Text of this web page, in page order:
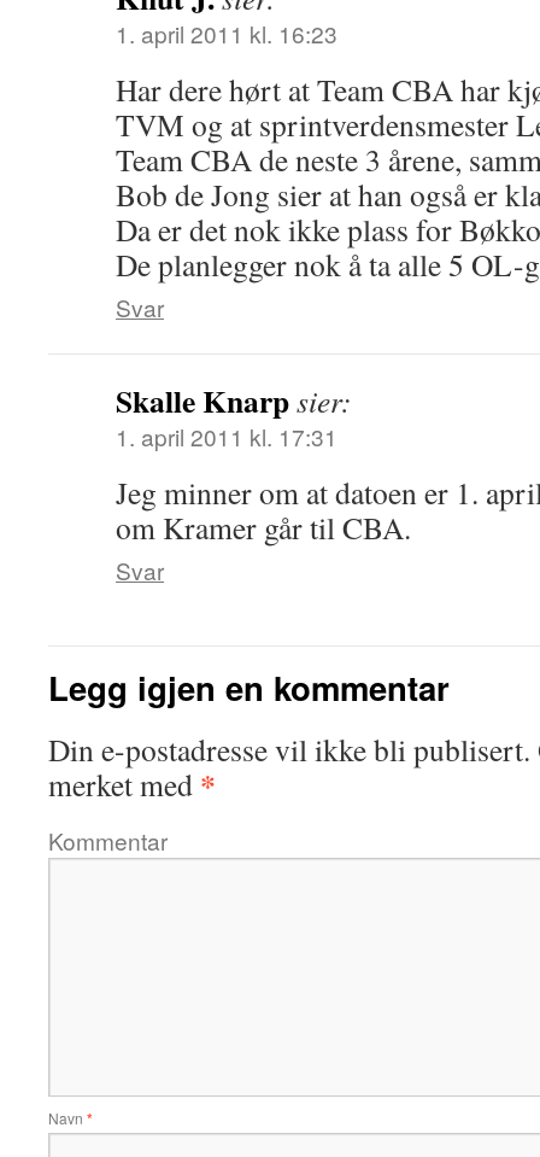
1. april 2011 kl. 16:23
Har dere hørt at Team CBA har
TVM og at sprintverdensmester
Team CBA de neste 3 årene,
Bob de Jong sier at han også er
Da er det nok ikke plass for
De planlegger nok å ta alle 5 OL-
Svar
Skalle Knarpsier:
1. april 2011 kl. 17:31
Jeg minner om at datoen er 1.
om Kramer går til CBA.
Svar
Legg igjen en kommentar
Din e-postadresse vil ikke bli publisert.
merket med *
Kommentar
Navn *